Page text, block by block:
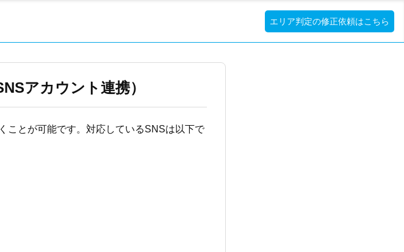
エリア判定の修正依頼はこちら
アカウント連携）
ことが可能です。対応しているSNSは以下で